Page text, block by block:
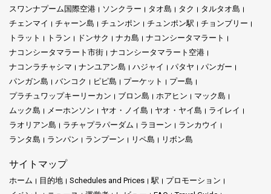
スワンナプーム国際空港
ソンクラー タオ島 タク
タルタオ島
チェンマイ
チャーン島 チュンポン チュンポン駅
チョンブリー
トラット
トラン ドンサク ナカ島
ナコンシータマラート
ナコンシータマラート市街
ナコンシータマラート空港
ナコンラチャシマ
ナンユアン島 ハジャイ パタヤ
パンガー
パンガン島
バンコク ピピ島 プーケット
プー島
プラチュワップキーリーカン
ブロン島 ホアヒン
マック島
ムック島
メーホンソン ヤオ・ノイ島 ヤオ・ヤイ島
ライレイ
ラオリアン島
ラチャプラパーダム ラヨーン
ランカウイ
ランタ島
ランパン ランプーン リペ島 リボン島
サイトマップ
ホーム 目的地 Schedules and Prices 駅
プロモーション